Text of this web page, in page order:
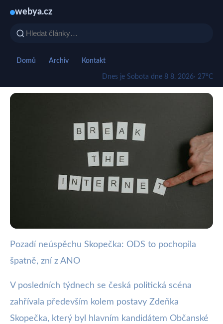
webya.cz
Domů Archiv Kontakt
Dnes je Sobota dne 8 8. 2026· 27°C
webya.cz
Neúspěch Skopečka: ANO tvrdí,
že ODS zvolila špatnou strategii
6. 11. 2025 · 3 min čtení · Autor: Kristián Valenta
Pozadí neúspěchu Skopečka: ODS to pochopila
špatně, zní z ANO
V posledních týdnech se česká politická scéna
zahřívala především kolem postavy Zdeňka
Skopečka, který byl hlavním kandidátem Občanské